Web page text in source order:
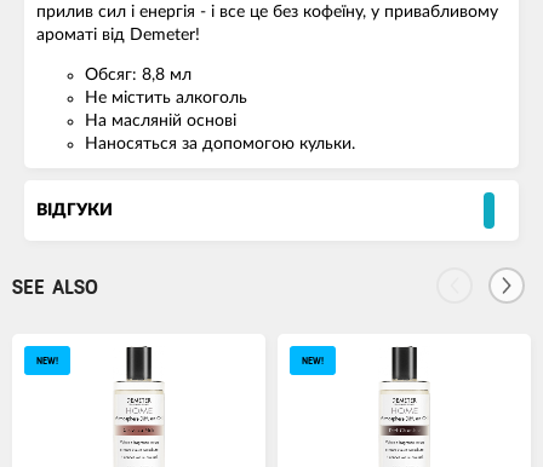
прилив сил і енергія - і все це без кофеїну, у привабливому
ароматі від Demeter!
Обсяг: 8,8 мл
Не містить алкоголь
На масляній основі
Наносяться за допомогою кульки.
ВІДГУКИ
SEE ALSO
NEW! NEW!